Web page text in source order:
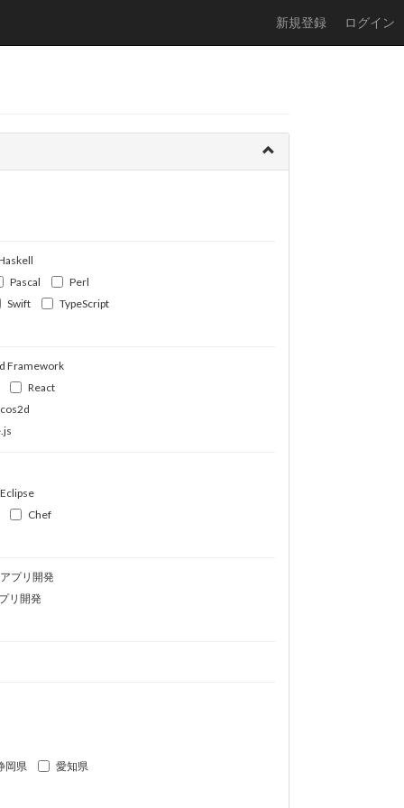
新規登録 ログイン
Pascal
Perl
Swift
TypeScript
Framework
React
Eclipse
Chef
プリ開発
リ開発
岡県
愛知県